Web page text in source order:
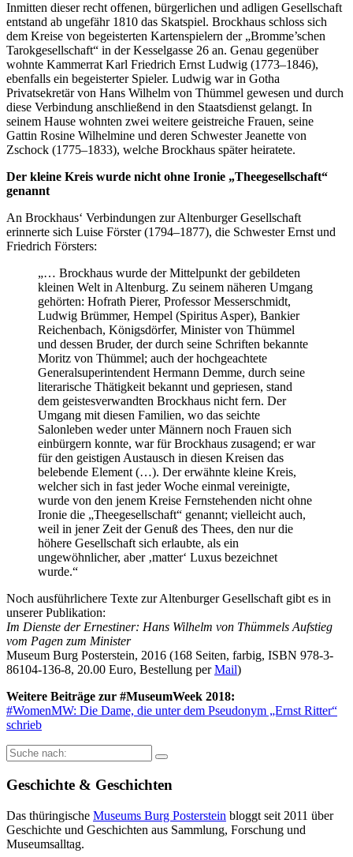
Inmitten dieser recht offenen, bürgerlichen und adligen Gesellschaft
entstand ab ungefähr 1810 das Skatspiel. Brockhaus schloss sich
dem Kreise von begeisterten Kartenspielern der „Bromme’schen
Tarokgesellschaft“ in der Kesselgasse 26 an. Genau gegenüber
wohnte Kammerrat Karl Friedrich Ernst Ludwig (1773–1846),
ebenfalls ein begeisterter Spieler. Ludwig war in Gotha
Privatsekretär von Hans Wilhelm von Thümmel gewesen und durch
diese Verbindung anschließend in den Staatsdienst gelangt. In
seinem Hause wohnten zwei weitere geistreiche Frauen, seine
Gattin Rosine Wilhelmine und deren Schwester Jeanette von
Zschock (1775–1833), welche Brockhaus später heiratete.
Der kleine Kreis wurde nicht ohne Ironie „Theegesellschaft“
genannt
An Brockhaus‘ Verbindungen zur Altenburger Gesellschaft
erinnerte sich Luise Förster (1794–1877), die Schwester Ernst und
Friedrich Försters:
„… Brockhaus wurde der Mittelpunkt der gebildeten
kleinen Welt in Altenburg. Zu seinem näheren Umgang
gehörten: Hofrath Pierer, Professor Messerschmidt,
Ludwig Brümmer, Hempel (Spiritus Asper), Bankier
Reichenbach, Königsdörfer, Minister von Thümmel
und dessen Bruder, der durch seine Schriften bekannte
Moritz von Thümmel; auch der hochgeachtete
Generalsuperintendent Hermann Demme, durch seine
literarische Thätigkeit bekannt und gepriesen, stand
dem geistesverwandten Brockhaus nicht fern. Der
Umgang mit diesen Familien, wo das seichte
Salonleben weder unter Männern noch Frauen sich
einbürgern konnte, war für Brockhaus zusagend; er war
für den geistigen Austausch in diesen Kreisen das
belebende Element (…). Der erwähnte kleine Kreis,
welcher sich in fast jeder Woche einmal vereinigte,
wurde von den jenem Kreise Fernstehenden nicht ohne
Ironie die „Theegesellschaft“ genannt; vielleicht auch,
weil in jener Zeit der Genuß des Thees, den nur die
höhere Gesellschaft sich erlaubte, als ein
ungewöhnlicher, aber ‚matter‘ Luxus bezeichnet
wurde.“
Noch ausführlichere Texte zur Altenburger Gesellschaft gibt es in
unserer Publikation:
Im Dienste der Ernestiner: Hans Wilhelm von Thümmels Aufstieg
vom Pagen zum Minister
Museum Burg Posterstein, 2016 (168 Seiten, farbig, ISBN 978-3-
86104-136-8, 20.00 Euro, Bestellung perMail)
Weitere Beiträge zur #MuseumWeek 2018:
#WomenMW: Die Dame, die unter dem Pseudonym „Ernst Ritter“
schrieb
Suche
nach:
Geschichte & Geschichten
Das thüringische Museums Burg Posterstein bloggt seit 2011 über
Geschichte und Geschichten aus Sammlung, Forschung und
Museumsalltag.